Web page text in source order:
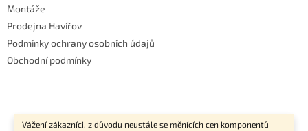
Vážení zákazníci, z důvodu neustále se měnících cen komponentů
Montáže
Prodejna Havířov
Podmínky ochrany osobních údajů
Obchodní podmínky